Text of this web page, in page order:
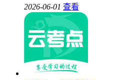
2026-06-01 查看